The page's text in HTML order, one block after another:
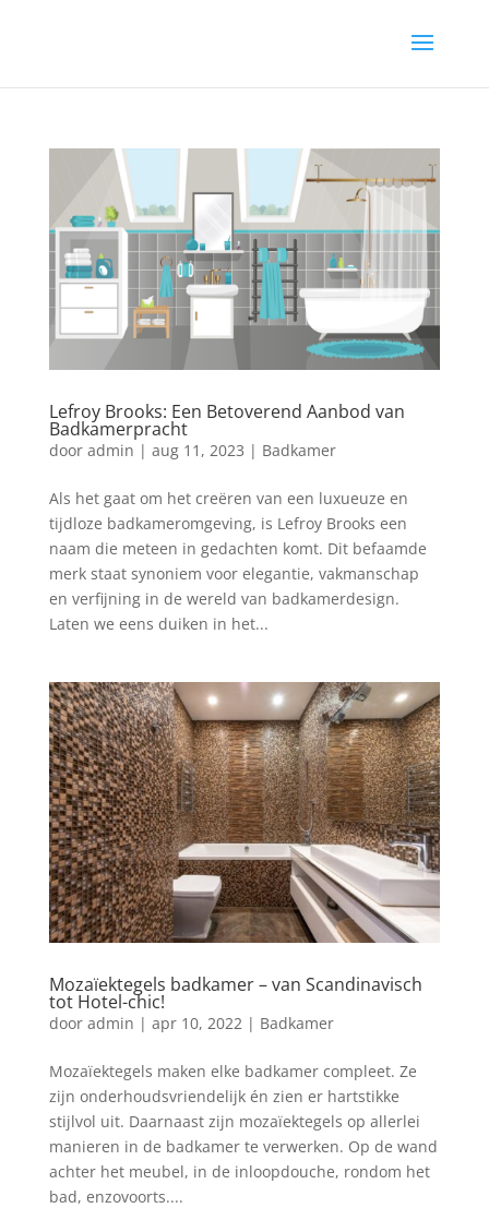
Lefroy Brooks: Een Betoverend Aanbod van
Badkamerpracht
door admin | aug 11, 2023 | Badkamer
Als het gaat om het creëren van een luxueuze en
tijdloze badkameromgeving, is Lefroy Brooks een
naam die meteen in gedachten komt. Dit befaamde
merk staat synoniem voor elegantie, vakmanschap
en verfijning in de wereld van badkamerdesign.
Laten we eens duiken in het...
Mozaïektegels badkamer – van Scandinavisch
tot Hotel-chic!
door admin | apr 10, 2022| Badkamer
Mozaïektegels maken elke badkamer compleet. Ze
zijn onderhoudsvriendelijk én zien er hartstikke
stijlvol uit. Daarnaast zijn mozaïektegels op allerlei
manieren in de badkamer te verwerken. Op de wand
achter het meubel, in de inloopdouche, rondom het
bad, enzovoorts....